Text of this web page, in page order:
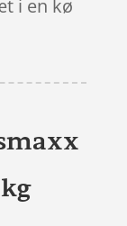
i en kø